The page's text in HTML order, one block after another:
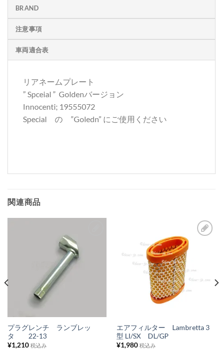
BRAND
注意事項
車両適合表
リアネームプレート
” Spceial ” Goldenバージョン
Innocenti; 19555072
Special の ”Goledn” にご使用ください
関連商品
プラグレンチ ランブレッ
タ 22-13
¥1,210 税込み
に
ス
エアフィルター Lambretta 3
型 LI/SX DL/GP
¥1,980 税込み